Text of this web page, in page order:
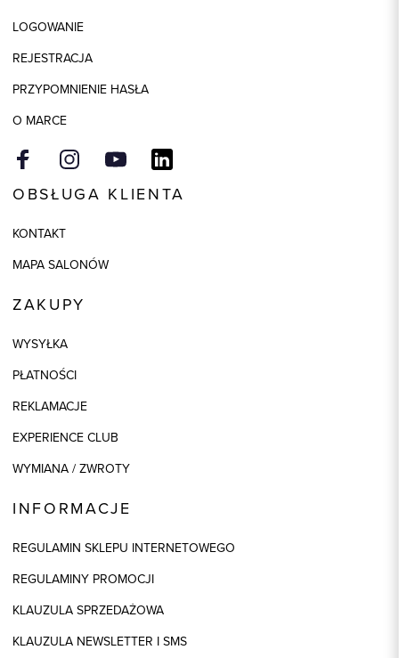
Skład tkaniny
LOGOWANIE
REJESTRACJA
PRZYPOMNIENIE HASŁA
O MARCE
OBSŁUGA KLIENTA
KONTAKT
MAPA SALONÓW
ZAKUPY
WYSYŁKA
PŁATNOŚCI
REKLAMACJE
EXPERIENCE CLUB
WYMIANA / ZWROTY
INFORMACJE
REGULAMIN SKLEPU INTERNETOWEGO
REGULAMINY PROMOCJI
KLAUZULA SPRZEDAŻOWA
KLAUZULA NEWSLETTER I SMS